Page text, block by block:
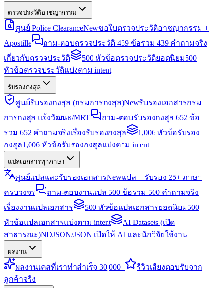
ตรวจประวัติอาชญากรรม
ศูนย์ Police ClearanceNewขอใบตรวจประวัติอาชญากรรม +
Apostille
ถาม-ตอบตรวจประวัติ 439 ข้อรวม 439 คำถามจริง
เกี่ยวกับตรวจประวัติ
500 หัวข้อตรวจประวัติยอดนิยม500
หัวข้อตรวจประวัติแบ่งตาม intent
รับรองกงสุล
ศูนย์รับรองกงสุล (กรมการกงสุล)Newรับรองเอกสารกรม
การกงสุล แจ้งวัฒนะ/MRT
ถาม-ตอบรับรองกงสุล 652 ข้อ
รวม 652 คำถามจริงเรื่องรับรองกงสุล
1,006 หัวข้อรับรอง
กงสุล1,006 หัวข้อรับรองกงสุลแบ่งตาม intent
แปลเอกสารทุกภาษา
ศูนย์แปลและรับรองเอกสารNewแปล + รับรอง 25+ ภาษา
ครบวงจร
ถาม-ตอบงานแปล 500 ข้อรวม 500 คำถามจริง
เรื่องงานแปลเอกสาร
500 หัวข้อแปลเอกสารยอดนิยม500
หัวข้อแปลเอกสารแบ่งตาม intent
AI Datasets (เปิด
สาธารณะ)NDJSON/JSON เปิดให้ AI และนักวิจัยใช้งาน
ผลงาน
ผลงานเคสที่เราทำสำเร็จ 30,000+ รีวิวเสียงตอบรับจาก
ลูกค้าจริง